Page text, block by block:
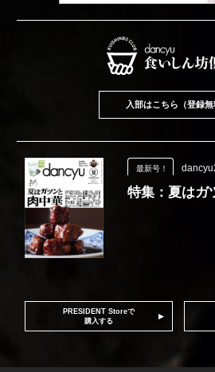
入部はこちら（登録無
最新号！
特集：夏はガ
PRESIDENT Storeで
購入する